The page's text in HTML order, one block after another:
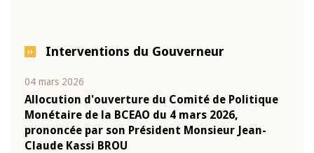
Interventions du Gouverneur
04 mars 2026
Allocution d'ouverture du Comité de Politique
Monétaire de la BCEAO du 4 mars 2026,
prononcée par son Président Monsieur Jean-
Claude Kassi BROU